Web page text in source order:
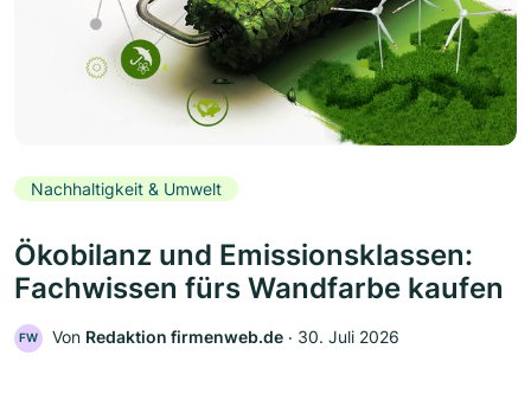
Nachhaltigkeit & Umwelt
Ökobilanz und Emissionsklassen:
Fachwissen fürs Wandfarbe kaufen
FW Von Redaktion firmenweb.de ‧ 30. Juli 2026